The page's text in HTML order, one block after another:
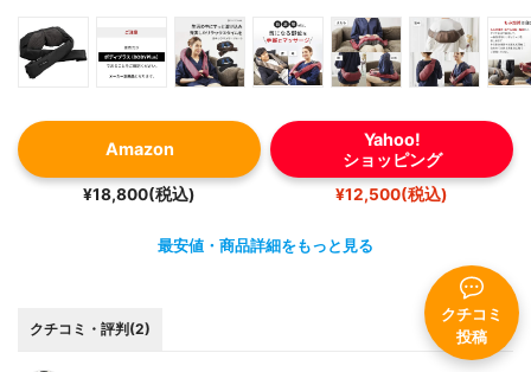
クチコミ
投稿
Amazon
¥18,800(税込)
Yahoo!
ショッピング
¥12,500(税込)
最安値・商品詳細をもっと見る
クチコミ・評判(2)